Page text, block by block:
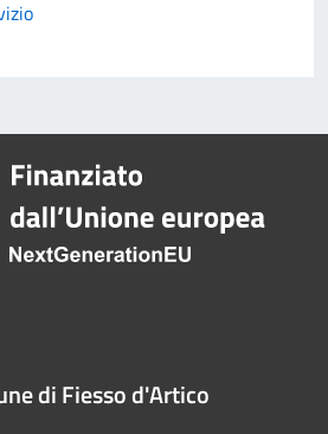
di Fiesso d'Artico